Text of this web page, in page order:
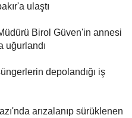
ulaştı
Birol Güven'in annesi
uğurlandı
depolandığı iş
arızalanıp sürüklenen